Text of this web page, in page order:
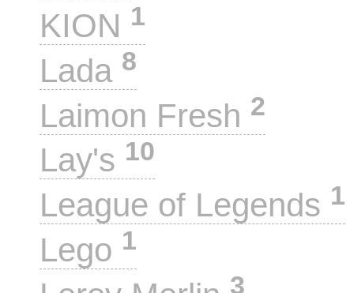
KION 1
Lada 8
Laimon Fresh 2
Lay's 10
League of Legends 1
Lego 1
3